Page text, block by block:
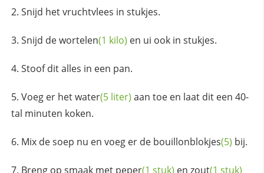
Snijd het vruchtvlees in stukjes.
Snijd dewortelen(1 kilo) en ui ook in stukjes.
Stoof dit alles in een pan.
Voeg er hetwater(5 liter) aan toe en laat dit een 40-
tal minuten koken.
Mix de soep nu en voeg er de bouillonblokjes(5) bij.
Breng op smaak met peper(1 stuk) en zout(1 stuk)